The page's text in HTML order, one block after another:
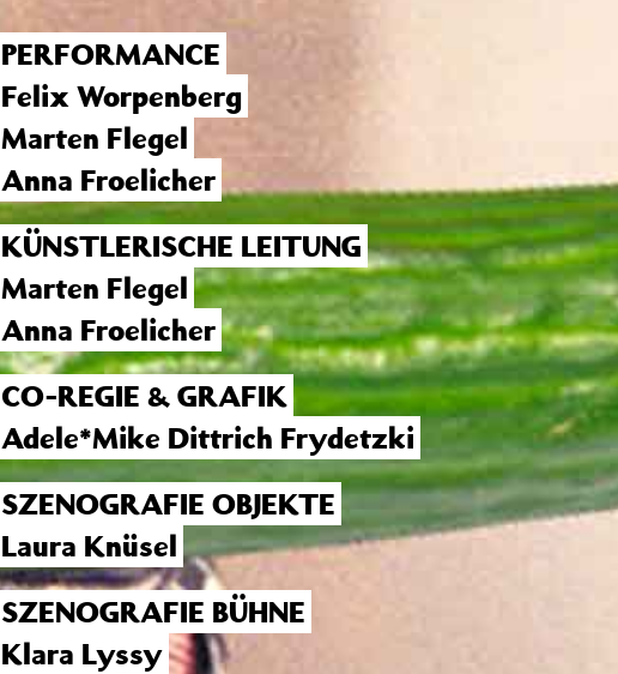
PERFORMANCE
Felix Worpenberg
Marten Flegel
Anna Froelicher
KÜNSTLERISCHE LEITUNG
Marten Flegel
Anna Froelicher
CO-REGIE & GRAFIK
Adele*Mike Dittrich Frydetzki
SZENOGRAFIE OBJEKTE
Laura Knüsel
SZENOGRAFIE BÜHNE
Klara Lyssy